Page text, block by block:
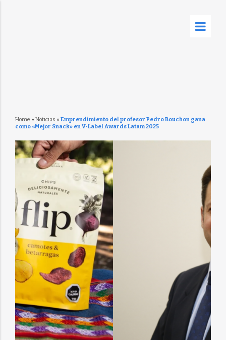
Home » Noticias » Emprendimiento del profesor Pedro Bouchon gana
como «Mejor Snack» en V-Label Awards Latam 2025